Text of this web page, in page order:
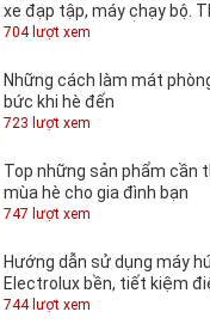
xe đạp tập, máy chạy bộ.
TOSHIKO tại QUỐC KHÁNH.
704 lượt xem
Những cách làm mát
bức khi hè đến
723 lượt xem
Top những sản phẩm cần
mùa hè cho gia đình bạn
747 lượt xem
Hướng dẫn sử dụng máy
Electrolux bền, tiết kiệm
744 lượt xem